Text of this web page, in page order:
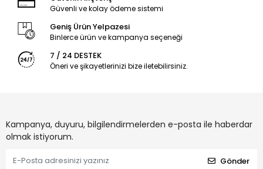
Güvenli ve kolay ödeme sistemi
Geniş Ürün Yelpazesi
Binlerce ürün ve kampanya seçeneği
7 / 24 DESTEK
Öneri ve şikayetlerinizi bize iletebilirsiniz.
Kampanya, duyuru, bilgilendirmelerden e-posta ile haberdar
olmak istiyorum.
Gönder